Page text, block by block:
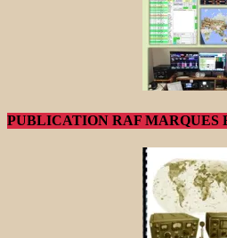
PUBLICATION RAF MARQUES